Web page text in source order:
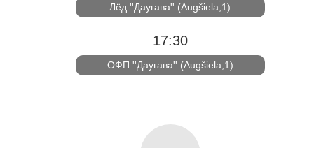
Лёд ''Даугава'' (Augšiela,1)
17:30
ОФП ''Даугава'' (Augšiela,1)